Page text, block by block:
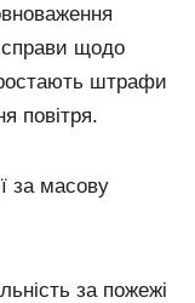
справи щодо
штрафи
повітря.
за масову
за пожежі